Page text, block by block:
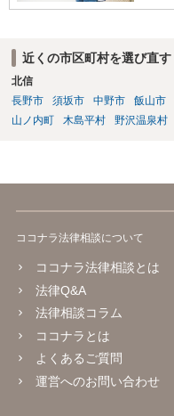
近くの市区町村を選び直す
北信
長野市
須坂市 中野市 飯山市
山ノ内町
木島平村 野沢温泉村
ココナラ法律相談について
ココナラ法律相談とは
法律Q&A
法律相談コラム
ココナラとは
よくあるご質問
運営へのお問い合わせ